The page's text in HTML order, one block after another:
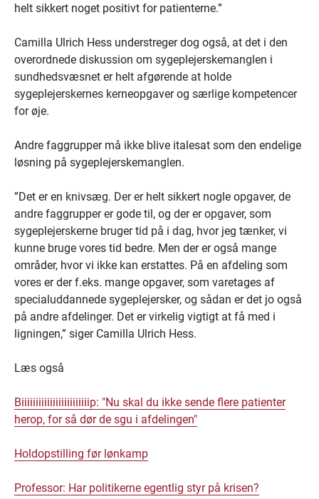
helt sikkert noget positivt for patienterne.”
Camilla Ulrich Hess understreger dog også, at det i den
overordnede diskussion om sygeplejerskemanglen i
sundhedsvæsnet er helt afgørende at holde
sygeplejerskernes kerneopgaver og særlige kompetencer
for øje.
Andre faggrupper må ikke blive italesat som den endelige
løsning på sygeplejerskemanglen.
”Det er en knivsæg. Der er helt sikkert nogle opgaver, de
andre faggrupper er gode til, og der er opgaver, som
sygeplejerskerne bruger tid på i dag, hvor jeg tænker, vi
kunne bruge vores tid bedre. Men der er også mange
områder, hvor vi ikke kan erstattes. På en afdeling som
vores er der f.eks. mange opgaver, som varetages af
specialuddannede sygeplejersker, og sådan er det jo også
på andre afdelinger. Det er virkelig vigtigt at få med i
ligningen,” siger Camilla Ulrich Hess.
Læs også
Biiiiiiiiiiiiiiiiiiiiiiiip: "Nu skal du ikke sende flere patienter
herop, for så dør de sgu i afdelingen"
Holdopstilling før lønkamp
Professor: Har politikerne egentlig styr på krisen?